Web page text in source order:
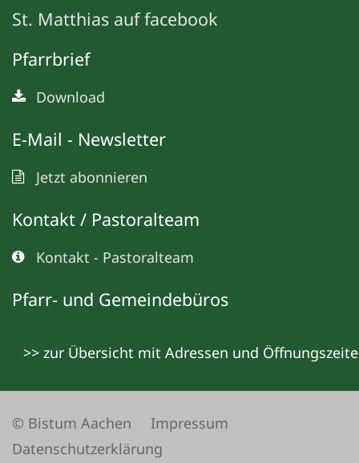
St. Matthias auf facebook
Pfarrbrief
Download
E-Mail - Newsletter
Jetzt abonnieren
Kontakt / Pastoralteam
Kontakt - Pastoralteam
Pfarr- und Gemeindebüros
>> zur Übersicht mit Adressen und
© Bistum Aachen
Impressum
Datenschutzerklärung